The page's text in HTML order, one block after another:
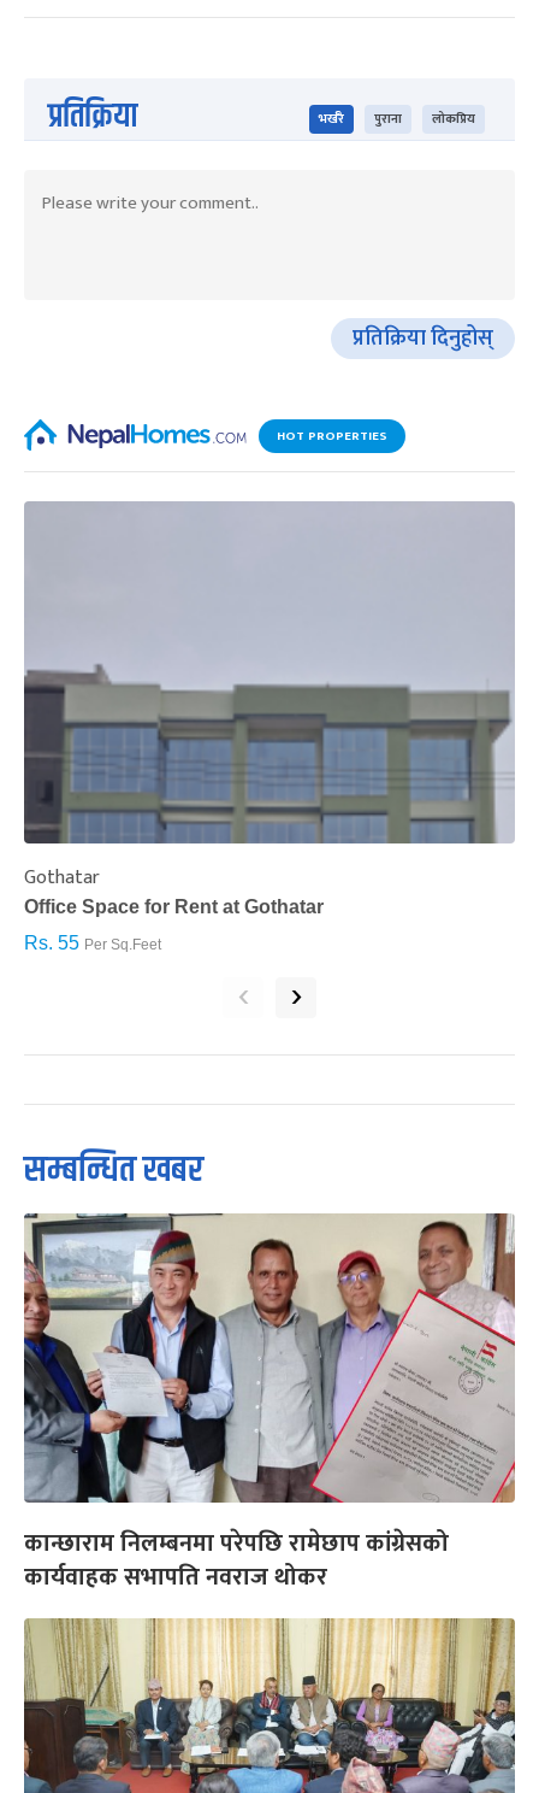
प्रतिक्रिया भर्खरै पुराना लोकप्रिय
प्रतिक्रिया दिनुहोस्
HOT PROPERTIES
Gothatar
Office Space for Rent at Gothatar
Rs. 55 Per Sq.Feet
‹ ›
सम्बन्धित खबर
कान्छाराम निलम्बनमा परेपछि रामेछाप कांग्रेसको
कार्यवाहक सभापति नवराज थोकर